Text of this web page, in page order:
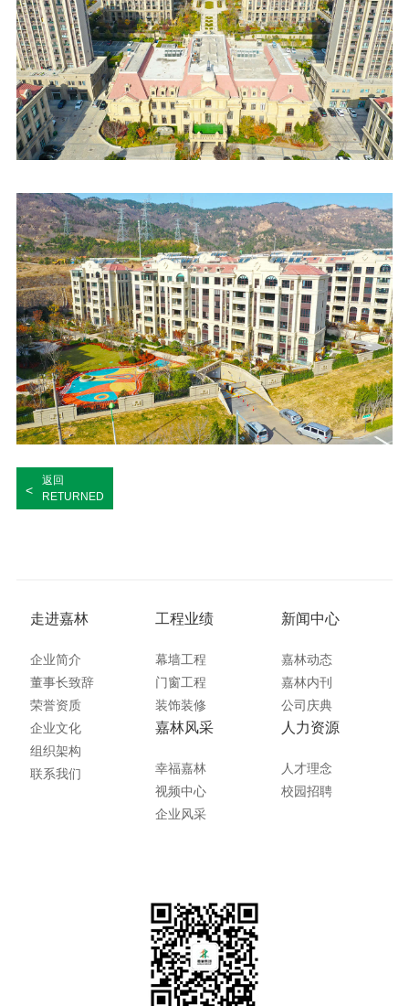
<
返回
RETURNED
走进嘉林
企业简介
董事长致辞
荣誉资质
企业文化
组织架构
联系我们
工程业绩
幕墙工程
门窗工程
装饰装修
新闻中心
嘉林动态
嘉林内刊
公司庆典
嘉林风采
幸福嘉林
视频中心
企业风采
人力资源
人才理念
校园招聘